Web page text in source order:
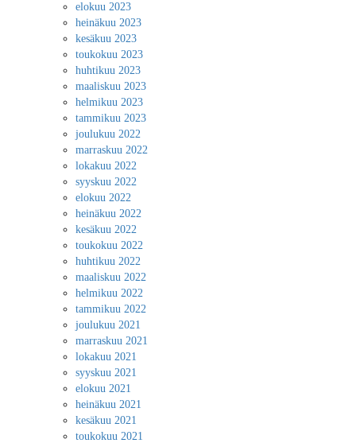
elokuu 2023
heinäkuu 2023
kesäkuu 2023
toukokuu 2023
huhtikuu 2023
maaliskuu 2023
helmikuu 2023
tammikuu 2023
joulukuu 2022
marraskuu 2022
lokakuu 2022
syyskuu 2022
elokuu 2022
heinäkuu 2022
kesäkuu 2022
toukokuu 2022
huhtikuu 2022
maaliskuu 2022
helmikuu 2022
tammikuu 2022
joulukuu 2021
marraskuu 2021
lokakuu 2021
syyskuu 2021
elokuu 2021
heinäkuu 2021
kesäkuu 2021
toukokuu 2021